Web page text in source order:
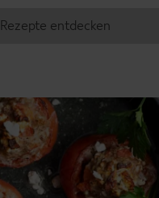
Rezepte entdecken